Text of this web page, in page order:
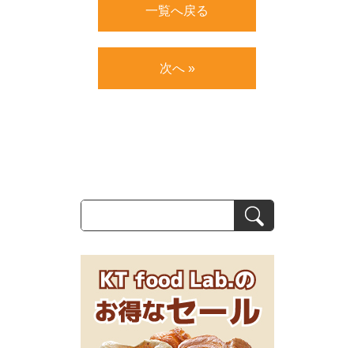
一覧へ戻る
次へ »